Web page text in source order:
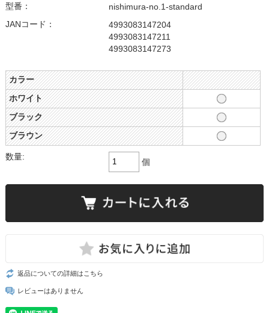
型番：
nishimura-no.1-standard
JANコード：
4993083147204
4993083147211
4993083147273
カラー
ホワイト
ブラック
ブラウン
数量:
個
返品についての詳細はこちら
レビューはありません